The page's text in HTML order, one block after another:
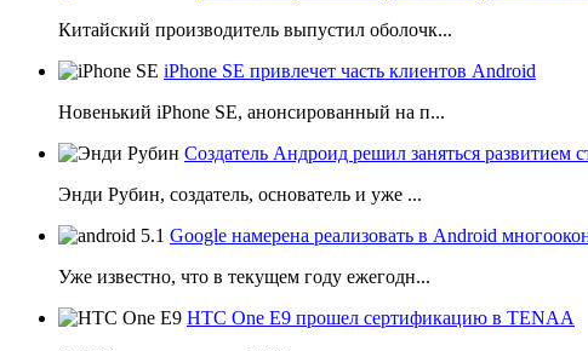
Китайский производитель выпустил оболочк...
iPhone SE привлечет часть клиентов Android
Новенький iPhone SE, анонсированный на п...
Создатель Андроид решил заняться развитием
Энди Рубин, создатель, основатель и уже ...
Google намерена реализовать в Android
Уже известно, что в текущем году ежегодн...
HTC One E9 прошел сертификацию в TENAA